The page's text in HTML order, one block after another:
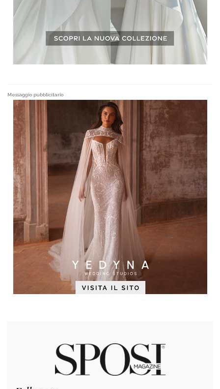
Messaggio pubblicitario